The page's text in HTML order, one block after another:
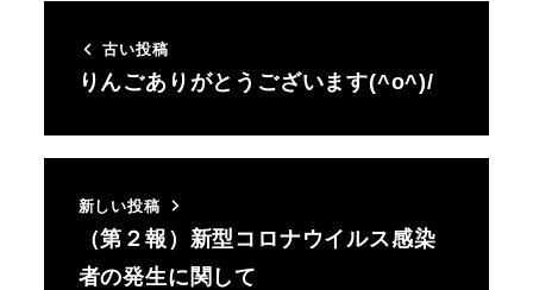
古い投稿
りんごありがとうございます(^o^)/
新しい投稿
（第２報）新型コロナウイルス感染
者の発生に関して